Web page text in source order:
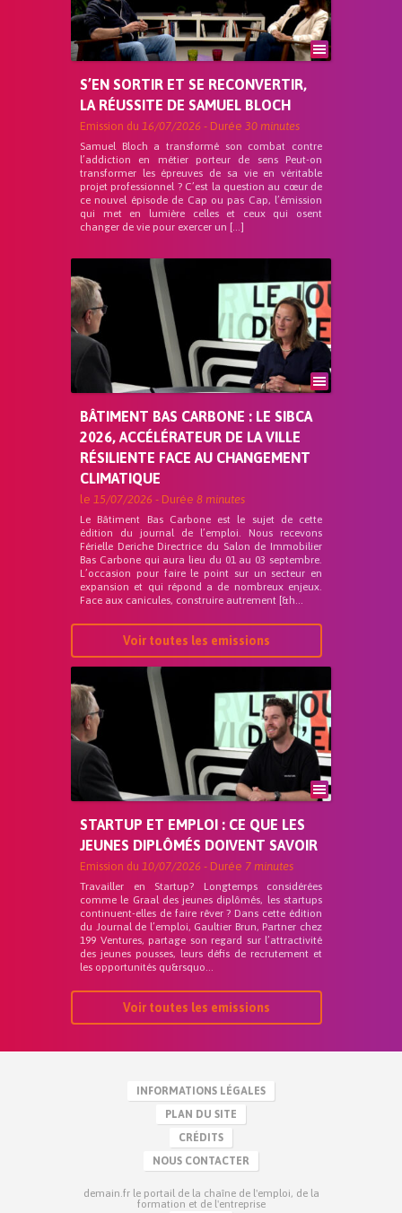
S’EN SORTIR ET SE RECONVERTIR,
LA RÉUSSITE DE SAMUEL BLOCH
Emission du 16/07/2026 - Durée 30 minutes
Samuel Bloch a transformé son combat contre
l’addiction en métier porteur de sens Peut-on
transformer les épreuves de sa vie en véritable
projet professionnel ? C’est la question au cœur de
ce nouvel épisode de Cap ou pas Cap, l’émission
qui met en lumière celles et ceux qui osent
changer de vie pour exercer un […]
BÂTIMENT BAS CARBONE : LE SIBCA
2026, ACCÉLÉRATEUR DE LA VILLE
RÉSILIENTE FACE AU CHANGEMENT
CLIMATIQUE
le 15/07/2026 - Durée 8 minutes
Le Bâtiment Bas Carbone est le sujet de cette
édition du journal de l’emploi. Nous recevons
Férielle Deriche Directrice du Salon de Immobilier
Bas Carbone qui aura lieu du 01 au 03 septembre.
L’occasion pour faire le point sur un secteur en
expansion et qui répond a de nombreux enjeux.
Face aux canicules, construire autrement [&h...
Voir toutes les emissions
STARTUP ET EMPLOI : CE QUE LES
JEUNES DIPLÔMÉS DOIVENT SAVOIR
Emission du 10/07/2026 - Durée 7 minutes
Travailler en Startup? Longtemps considérées
comme le Graal des jeunes diplômés, les startups
continuent-elles de faire rêver ? Dans cette édition
du Journal de l’emploi, Gaultier Brun, Partner chez
199 Ventures, partage son regard sur l’attractivité
des jeunes pousses, leurs défis de recrutement et
les opportunités qu&rsquo...
Voir toutes les emissions
INFORMATIONS LÉGALES
PLAN DU SITE
CRÉDITS
NOUS CONTACTER
demain.fr le portail de la chaîne de l'emploi, de la
formation et de l'entreprise